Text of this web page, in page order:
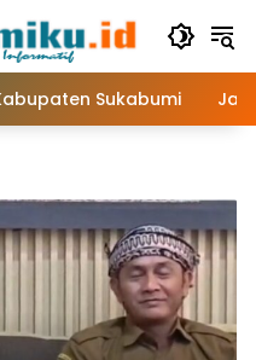
Sukabumi